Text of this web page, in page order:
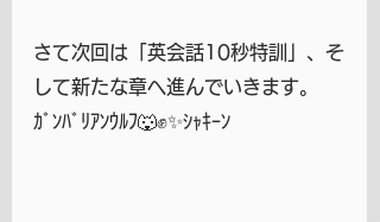
さて次回は「英会話10秒特訓」、そ
して新たな章へ進んでいきます。
ｶﾞﾝﾊﾞﾘｱﾝｳﾙﾌ🐺✊✨ｼｬｷｰﾝ